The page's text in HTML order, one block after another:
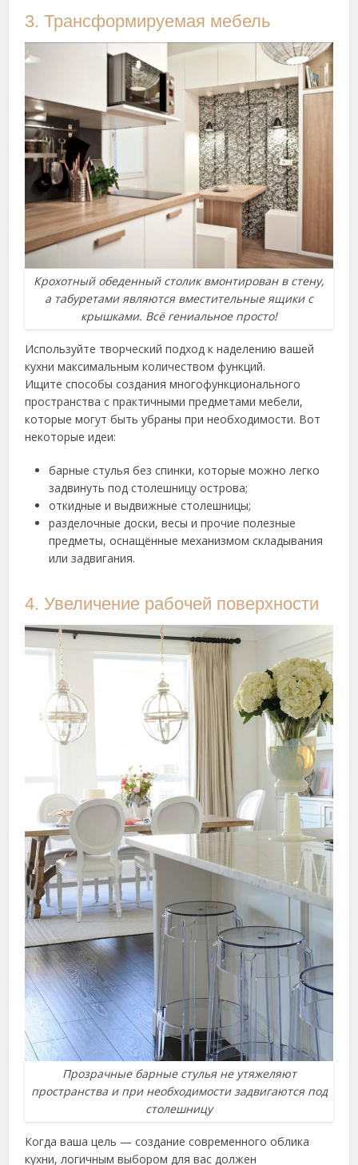
3. Трансформируемая мебель
Крохотный обеденный столик вмонтирован в стену,
а табуретами являются вместительные ящики с
крышками. Всё гениальное просто!
Используйте творческий подход к наделению вашей
кухни максимальным количеством функций.
Ищите способы создания многофункционального
пространства с практичными предметами мебели,
которые могут быть убраны при необходимости. Вот
некоторые идеи:
барные стулья без спинки, которые можно легко
задвинуть под столешницу острова;
откидные и выдвижные столешницы;
разделочные доски, весы и прочие полезные
предметы, оснащённые механизмом складывания
или задвигания.
4. Увеличение рабочей поверхности
Прозрачные барные стулья не утяжеляют
пространства и при необходимости задвигаются под
столешницу
Когда ваша цель — создание современного облика
кухни, логичным выбором для вас должен